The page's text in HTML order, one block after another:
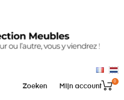
0
Mijn account
Zoeken